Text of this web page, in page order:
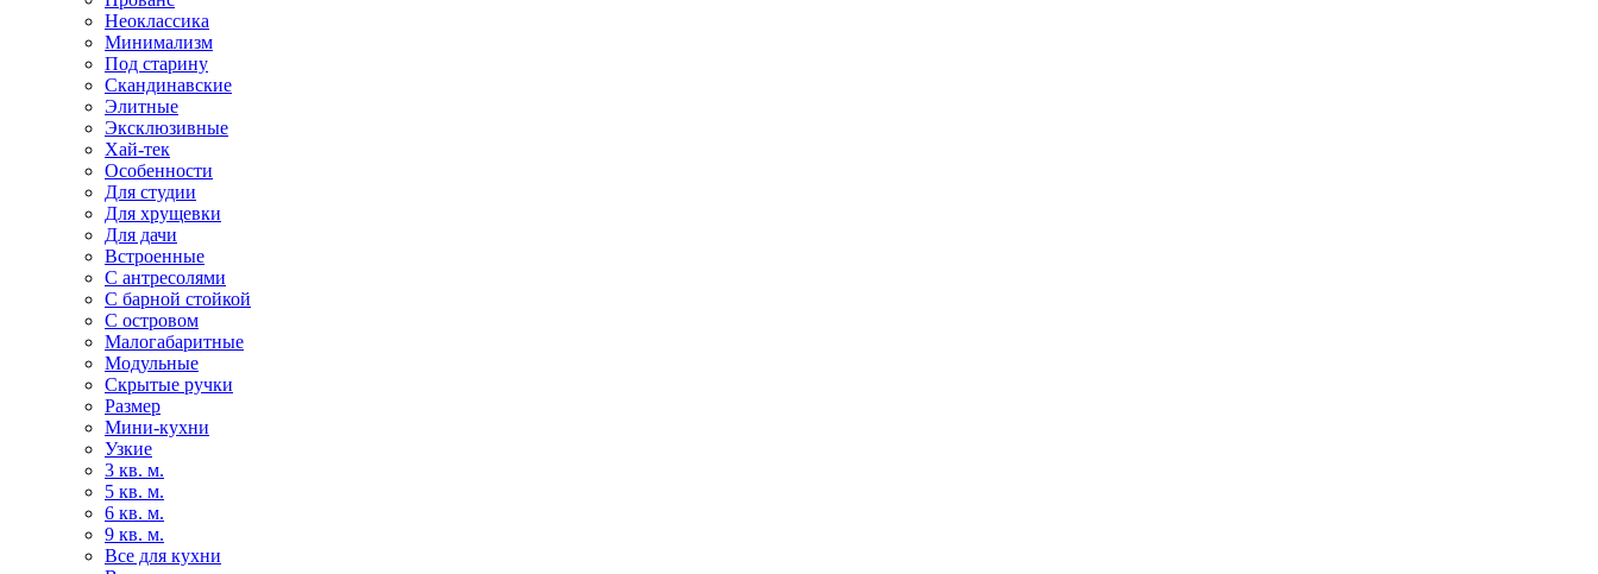
Неоклассика
Минимализм
Под старину
Скандинавские
Элитные
Эксклюзивные
Хай-тек
Особенности
Для студии
Для хрущевки
Для дачи
Встроенные
С антресолями
С барной стойкой
С островом
Малогабаритные
Модульные
Скрытые ручки
Размер
Мини-кухни
Узкие
3 кв. м.
5 кв. м.
6 кв. м.
9 кв. м.
Все для кухни